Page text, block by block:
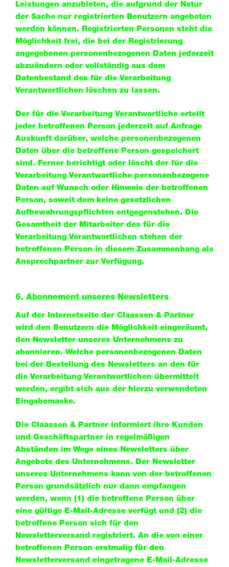
Leistungen anzubieten, die aufgrund der Natur
der Sache nur registrierten Benutzern angeboten
werden können. Registrierten Personen steht die
Möglichkeit frei, die bei der Registrierung
angegebenen personenbezogenen Daten jederzeit
abzuändern oder vollständig aus dem
Datenbestand des für die Verarbeitung
Verantwortlichen löschen zu lassen.
Der für die Verarbeitung Verantwortliche erteilt
jeder betroffenen Person jederzeit auf Anfrage
Auskunft darüber, welche personenbezogenen
Daten über die betroffene Person gespeichert
sind. Ferner berichtigt oder löscht der für die
Verarbeitung Verantwortliche personenbezogene
Daten auf Wunsch oder Hinweis der betroffenen
Person, soweit dem keine gesetzlichen
Aufbewahrungspflichten entgegenstehen. Die
Gesamtheit der Mitarbeiter des für die
Verarbeitung Verantwortlichen stehen der
betroffenen Person in diesem Zusammenhang als
Ansprechpartner zur Verfügung.
6. Abonnement unseres Newsletters
Auf der Internetseite der Claassen & Partner
wird den Benutzern die Möglichkeit eingeräumt,
den Newsletter unseres Unternehmens zu
abonnieren. Welche personenbezogenen Daten
bei der Bestellung des Newsletters an den für
die Verarbeitung Verantwortlichen übermittelt
werden, ergibt sich aus der hierzu verwendeten
Eingabemaske.
Die Claassen & Partner informiert ihre Kunden
und Geschäftspartner in regelmäßigen
Abständen im Wege eines Newsletters über
Angebote des Unternehmens. Der Newsletter
unseres Unternehmens kann von der betroffenen
Person grundsätzlich nur dann empfangen
werden, wenn (1) die betroffene Person über
eine gültige E-Mail-Adresse verfügt und (2) die
betroffene Person sich für den
Newsletterversand registriert. An die von einer
betroffenen Person erstmalig für den
Newsletterversand eingetragene E-Mail-Adresse